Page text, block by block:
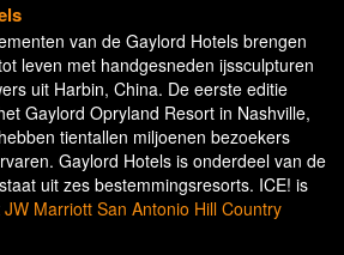
van de Gaylord Hotels brengen
leven met handgesneden ijssculpturen
uit Harbin, China. De eerste editie
Gaylord Opryland Resort in Nashville,
tientallen miljoenen bezoekers
Gaylord Hotels is onderdeel van de
uit zes bestemmingsresorts. ICE! is
JW Marriott San Antonio Hill Country